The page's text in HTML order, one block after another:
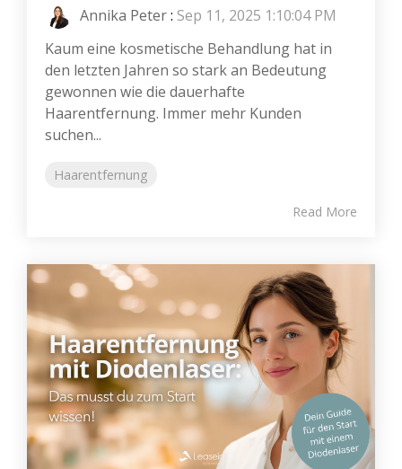
Annika Peter: Sep 11, 2025 1:10:04 PM
Kaum eine kosmetische Behandlung hat in
den letzten Jahren so stark an Bedeutung
gewonnen wie die dauerhafte
Haarentfernung. Immer mehr Kunden
suchen...
Haarentfernung
Read More